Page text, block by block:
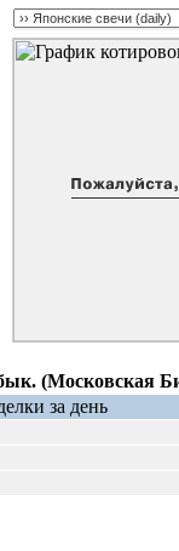
(Московская
за день